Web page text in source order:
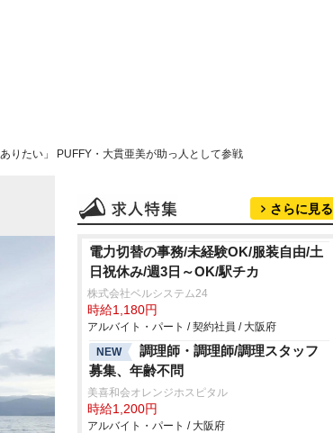
りたい」 PUFFY・大貫亜美が助っ人として参戦
さらに見る
電力切替の事務/未経験OK/服装自由/土
日祝休み/週3日～OK/駅チカ
株式会社ベルシステム24
時給1,180円
アルバイト・パート / 契約社員 / 大阪府
NEW
調理師・調理師/調理スタッフ
募集、年齢不問
美喜和会オレンジホスピタル
時給1,200円
アルバイト・パート / 大阪府